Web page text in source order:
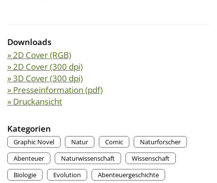
Downloads
» 2D Cover (RGB)
» 2D Cover (300 dpi)
» 3D Cover (300 dpi)
» Presseinformation (pdf)
» Druckansicht
Kategorien
Graphic Novel Natur Comic
Naturforscher
Abenteuer
Naturwissenschaft
Wissenschaft
Biologie
Evolution
Abenteuergeschichte